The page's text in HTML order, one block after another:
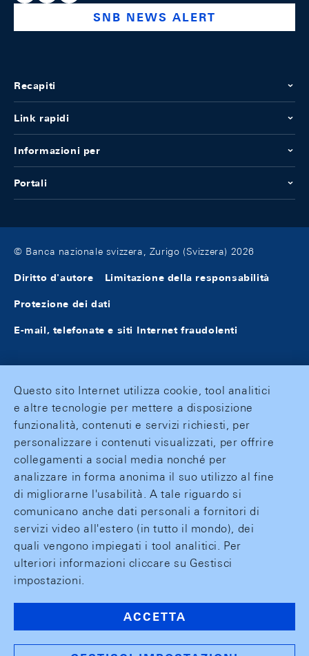
SNB NEWS ALERT
Recapiti
Link rapidi
Informazioni per
Portali
© Banca nazionale svizzera, Zurigo (Svizzera) 2026
Diritto d'autore Limitazione della responsabilità
Protezione dei dati
E-mail, telefonate e siti Internet fraudolenti
Questo sito Internet utilizza cookie, tool analitici
e altre tecnologie per mettere a disposizione
funzionalità, contenuti e servizi richiesti, per
personalizzare i contenuti visualizzati, per offrire
collegamenti a social media nonché per
analizzare in forma anonima il suo utilizzo al fine
di migliorarne l'usabilità. A tale riguardo si
comunicano anche dati personali a fornitori di
servizi video all'estero (in tutto il mondo), dei
quali vengono impiegati i tool analitici. Per
ulteriori informazioni cliccare su Gestisci
impostazioni.
ACCETTA